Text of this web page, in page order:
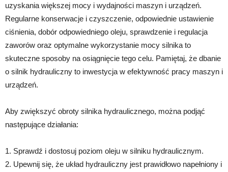
uzyskania większej mocy i wydajności maszyn i urządzeń.
Regularne konserwacje i czyszczenie, odpowiednie ustawienie
ciśnienia, dobór odpowiedniego oleju, sprawdzenie i regulacja
zaworów oraz optymalne wykorzystanie mocy silnika to
skuteczne sposoby na osiągnięcie tego celu. Pamiętaj, że dbanie
o silnik hydrauliczny to inwestycja w efektywność pracy maszyn i
urządzeń.
Aby zwiększyć obroty silnika hydraulicznego, można podjąć
następujące działania:
1. Sprawdź i dostosuj poziom oleju w silniku hydraulicznym.
2. Upewnij się, że układ hydrauliczny jest prawidłowo napełniony i